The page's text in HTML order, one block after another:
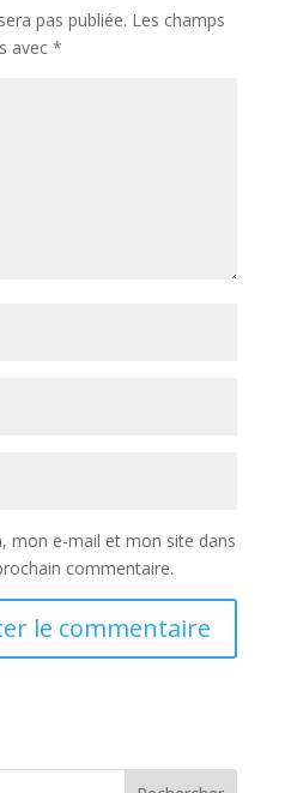
pas publiée. Les champs
avec *
mon e-mail et mon site dans
commentaire.